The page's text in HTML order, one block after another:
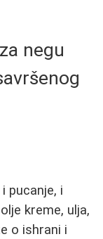
negu
pucanje, i
kreme, ulja,
o ishrani i